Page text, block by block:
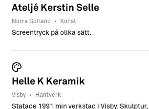
Ateljé Kerstin Selle
Norra Gotland • Konst
Screentryck på olika sätt.
Helle K Keramik
Visby • Hantverk
Statade 1991 min verkstad i Visby.
4